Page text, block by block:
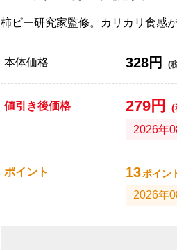
柿ピー研究家監修。カリカリ食感
本体価格 328円 (
値引き後価格 279円 (
2026年
ポイント 13ポイン
2026年